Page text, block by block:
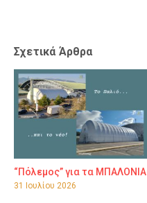
Σχετικά Άρθρα
“Πόλεμος” για τα ΜΠΑΛΟΝΙΑ
31 Ιουλίου 2026